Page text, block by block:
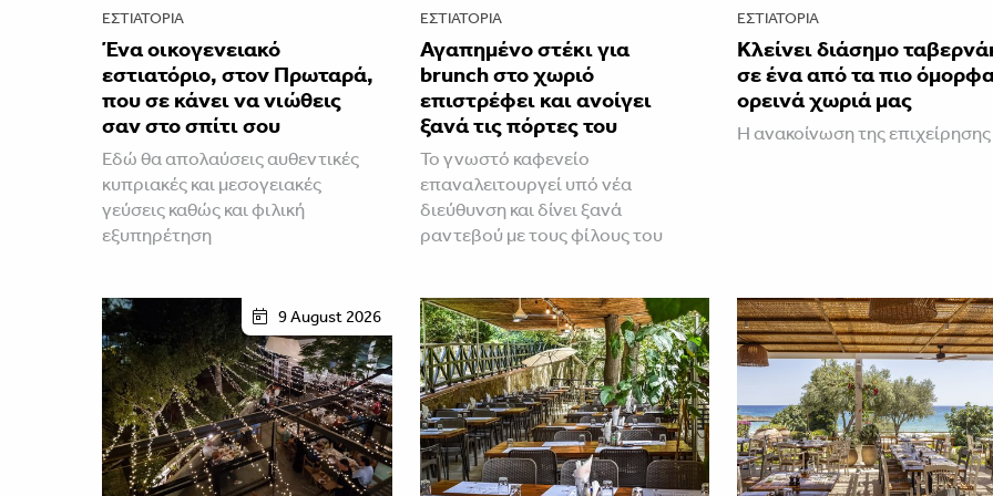
ΕΣΤΙΑΤΌΡΙΑ
Ένα οικογενειακό
εστιατόριο, στον Πρωταρά,
που σε κάνει να νιώθεις
σαν στο σπίτι σου
Εδώ θα απολαύσεις αυθεντικές
κυπριακές και μεσογειακές
γεύσεις καθώς και φιλική
εξυπηρέτηση
ΕΣΤΙΑΤΌΡΙΑ
Αγαπημένο στέκι για
brunch στο χωριό
επιστρέφει και ανοίγει
ξανά τις πόρτες του
Το γνωστό καφενείο
επαναλειτουργεί υπό νέα
διεύθυνση και δίνει ξανά
ραντεβού με τους φίλους του
ΕΣΤΙΑΤΌΡΙΑ
Κλείνει διάσημο
σε ένα από τα πιο
ορεινά χωριά μας
Η ανακοίνωση της επιχείρησης
9 August 2026